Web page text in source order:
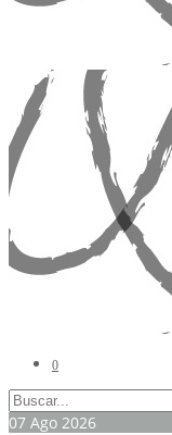
0
07 Ago 2026